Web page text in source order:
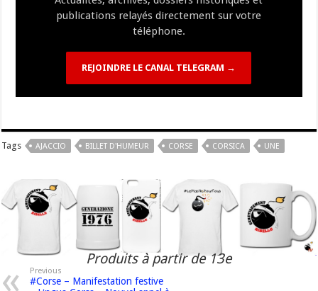
publications relayés directement sur votre
téléphone.
REJOINDRE LE CANAL TELEGRAM →
Tags AJACCIO BILLET D'HUMEUR CORSE CORSICA UNE
Produits à partir de 13e
Previous
#Corse – Manifestation festive